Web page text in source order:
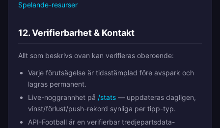
Spelande-resurser
12. Verifierbarhet & Kontakt
Allt som beskrivs ovan kan verifieras oberoende:
Varje förutsägelse är tidsstämplad före avspark och
lagras permanent.
Live-noggrannhet på /stats — uppdateras dagligen,
vinst/förlust/push-rekord synliga per tipp-typ.
API-Football är en verifierbar tredjepartsdata-